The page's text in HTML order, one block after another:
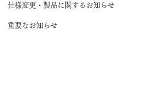
仕様変更・製品に関するお知らせ
重要なお知らせ